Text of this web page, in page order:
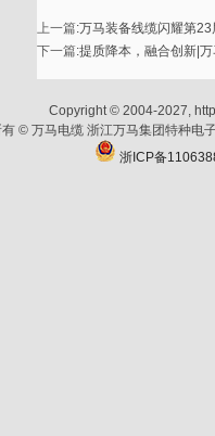
上一篇:万马装备线缆闪耀第
下一篇:提质降本，融合创新|
Copyright © 2004-2027,
© 万马电缆 浙江万马集团特种电
浙ICP备